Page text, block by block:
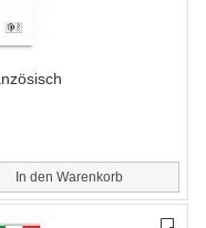
In den Warenkorb